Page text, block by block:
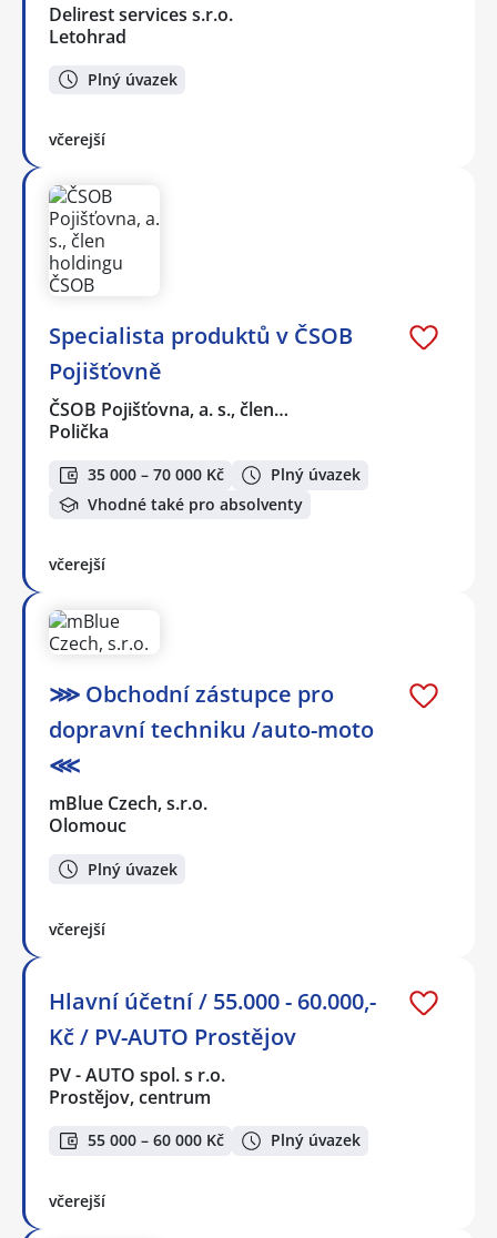
Delirest services s.r.o.
Letohrad
Plný úvazek
včerejší
Specialista produktů v ČSOB
Pojišťovně
ČSOB Pojišťovna, a. s., člen…
Polička
35 000 – 70 000 Kč
Plný úvazek
Vhodné také pro absolventy
včerejší
⋙ Obchodní zástupce pro
dopravní techniku /auto-moto
⋘
mBlue Czech, s.r.o.
Olomouc
Plný úvazek
včerejší
Hlavní účetní / 55.000 - 60.000,-
Kč / PV-AUTO Prostějov
PV - AUTO spol. s r.o.
Prostějov, centrum
55 000 – 60 000 Kč Plný úvazek
včerejší